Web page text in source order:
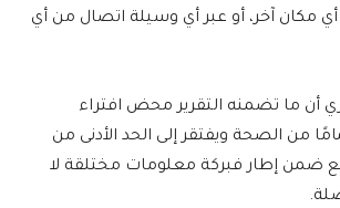
مكان آخر، أو عبر أي وسيلة اتصال من أي
أن ما تضمنه التقرير محض افتراء
من الصحة ويفتقر إلى الحد الأدنى من
ضمن إطار فبركة معلومات مختلقة لا